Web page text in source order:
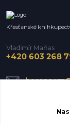
Křesťanské
Vladimír Maňas
+420 603 268